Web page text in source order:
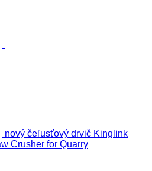
nový čeľusťový drvič Kinglink
Crusher for Quarry